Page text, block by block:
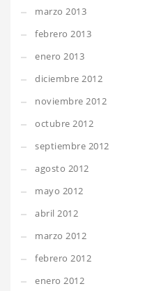
marzo 2013
febrero 2013
enero 2013
diciembre 2012
noviembre 2012
octubre 2012
septiembre 2012
agosto 2012
mayo 2012
abril 2012
marzo 2012
febrero 2012
enero 2012